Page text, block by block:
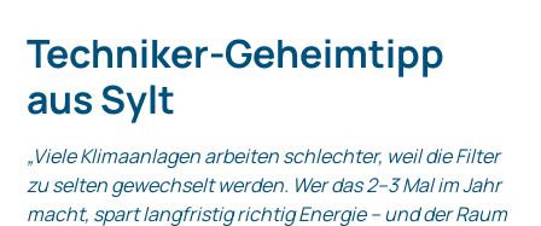
Techniker-Geheimtipp
aus Sylt
„Viele Klimaanlagen arbeiten schlechter, weil die Filter
zu selten gewechselt werden. Wer das 2–3 Mal im Jahr
macht, spart langfristig richtig Energie – und der Raum